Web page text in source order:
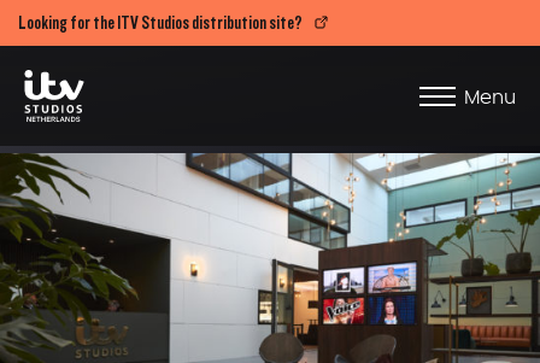
Looking for the ITV Studios distribution site?
Menu